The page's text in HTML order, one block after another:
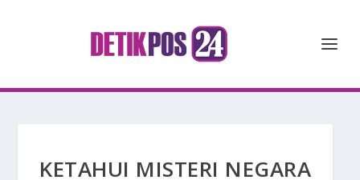
KETAHUI MISTERI NEGARA